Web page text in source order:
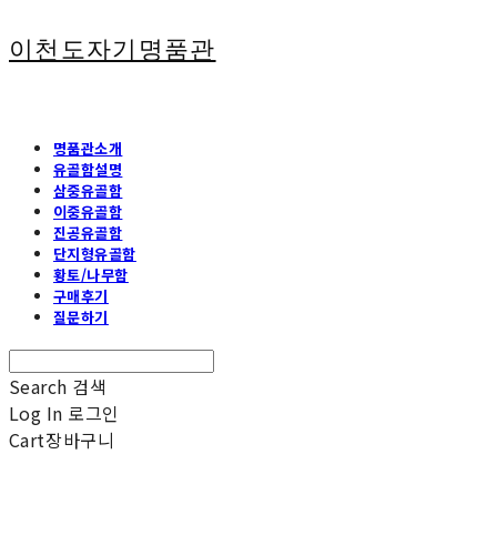
이천도자기명품관
명품관소개
유골함설명
삼중유골함
이중유골함
진공유골함
단지형유골함
황토/나무함
구매후기
질문하기
Search 검색
Log In 로그인
Cart장바구니